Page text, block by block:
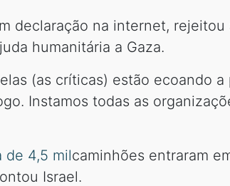
declaração na internet,
humanitária a Gaza.
(as críticas) estão ecoando a
Instamos todas as
de 4,5 milcaminhões entraram
Israel.